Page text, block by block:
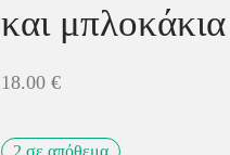
και
18.00 €
2 σε απόθεμα